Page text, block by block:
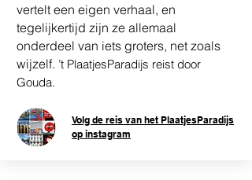
vertelt een eigen verhaal, en
tegelijkertijd zijn ze allemaal
onderdeel van iets groters, net zoals
wijzelf. ’t PlaatjesParadijs reist door
Gouda.
Volg de reis van het PlaatjesParadijs
op instagram